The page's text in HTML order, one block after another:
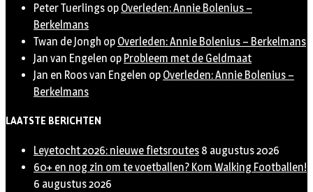
Peter Tuerlings op Overleden: Annie Bolenius –
Berkelmans
Twan de Jongh op Overleden: Annie Bolenius – Berkelmans
Jan van Engelen op Probleem met de Geldmaat
Jan en Roos van Engelen op Overleden: Annie Bolenius –
Berkelmans
LAATSTE BERICHTEN
Leyetocht 2026: nieuwe fietsroutes 8 augustus 2026
60+ en nog zin om te voetballen? Kom Walking Footballen!
6 augustus 2026